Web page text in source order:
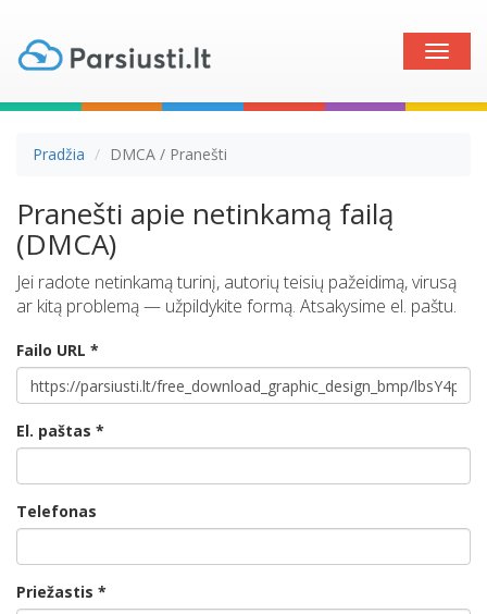
Toggle
Pradžia DMCA / Pranešti
Pranešti apie netinkamą failą
(DMCA)
Jei radote netinkamą turinį, autorių teisių pažeidimą, virusą
ar kitą problemą — užpildykite formą. Atsakysime el. paštu.
Failo URL *
El. paštas *
Telefonas
Priežastis *